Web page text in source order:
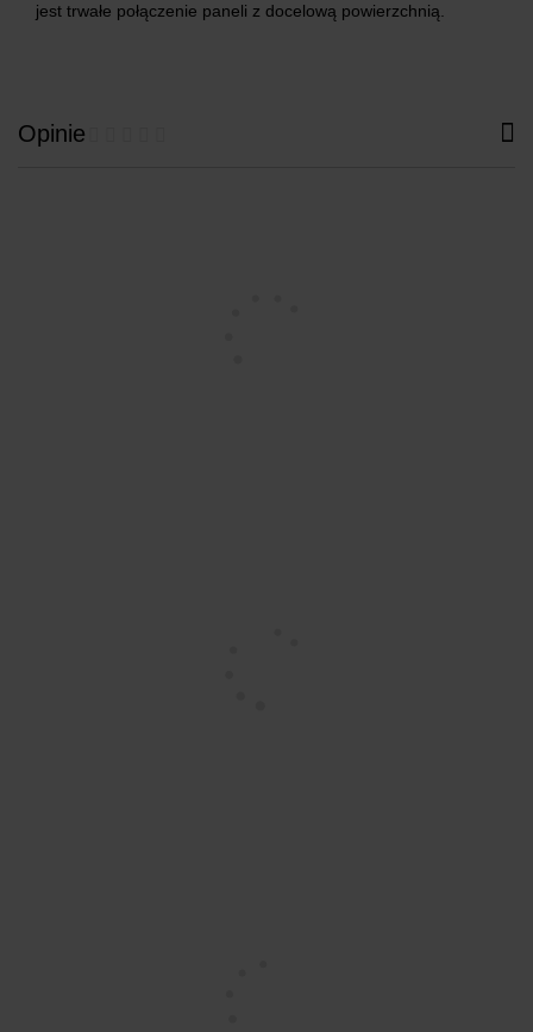
jest trwałe połączenie paneli z docelową powierzchnią.
Opinie